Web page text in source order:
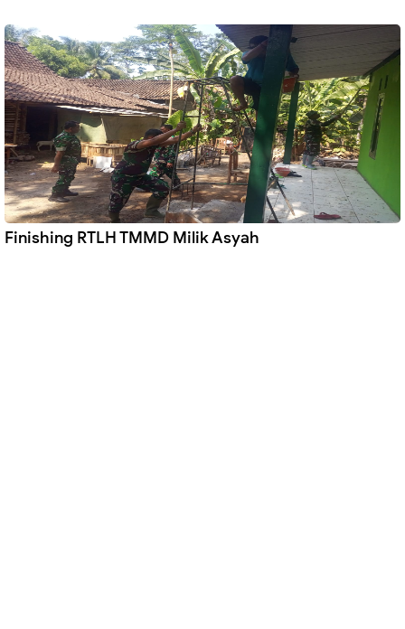
Finishing RTLH TMMD Milik Asyah